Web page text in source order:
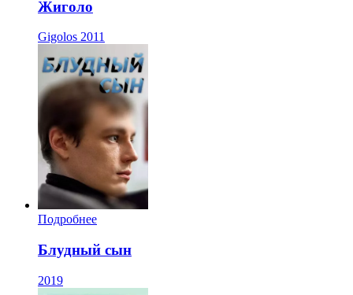
Жиголо
Gigolos 2011
Подробнее
Блудный сын
2019